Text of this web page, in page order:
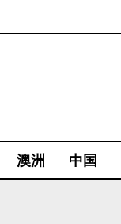
澳洲 中国